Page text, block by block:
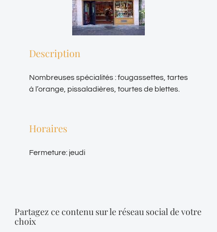
Description
Nombreuses spécialités : fougassettes, tartes
à l’orange, pissaladières, tourtes de blettes.
Horaires
Fermeture: jeudi
Partagez ce contenu sur le réseau social de votre
choix